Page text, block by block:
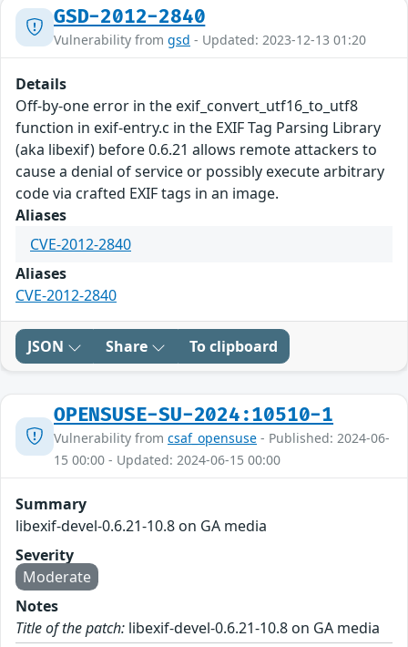
GSD-2012-2840
Vulnerability from gsd - Updated: 2023-12-13 01:20
Details
Off-by-one error in the exif_convert_utf16_to_utf8
function in exif-entry.c in the EXIF Tag Parsing Library
(aka libexif) before 0.6.21 allows remote attackers to
cause a denial of service or possibly execute arbitrary
code via crafted EXIF tags in an image.
Aliases
CVE-2012-2840
Aliases
CVE-2012-2840
JSON Share To clipboard
OPENSUSE-SU-2024:10510-1
Vulnerability from csaf_opensuse - Published: 2024-06-
15 00:00 - Updated: 2024-06-15 00:00
Summary
libexif-devel-0.6.21-10.8 on GA media
Severity
Moderate
Notes
Title of the patch: libexif-devel-0.6.21-10.8 on GA media